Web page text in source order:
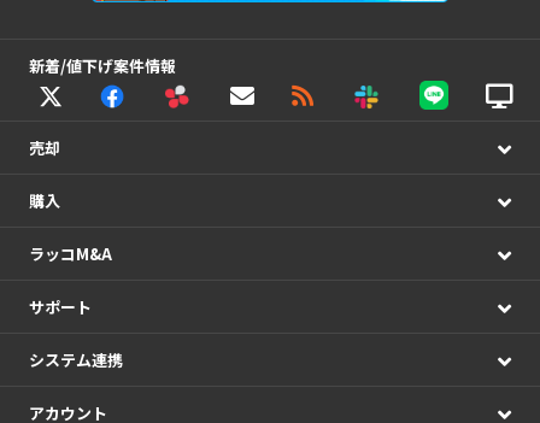
新着/値下げ案件情報
売却
購入
ラッコM&A
サポート
システム連携
アカウント